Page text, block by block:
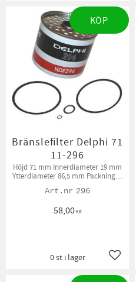
Bränslefilter Delphi 71
11-296
Höjd 71 mm Innerdiameter 19 mm
Ytterdiameter 86,5 mm Packningar
296
58,00KR
Lägg
0 st i lager
KÖP